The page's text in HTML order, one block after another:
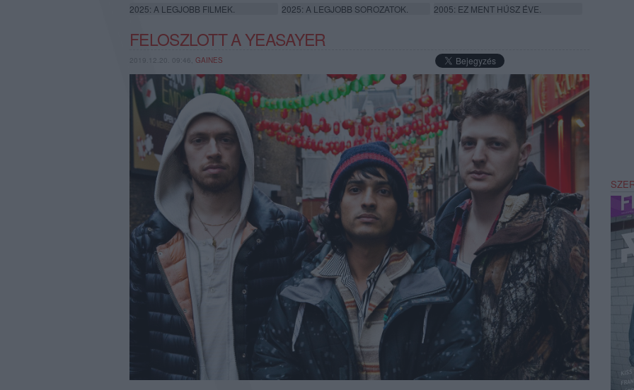
2025: A LEGJOBB FILMEK.
2025: A LEGJOBB SOROZATOK. 2005: EZ MENT HÚSZ ÉVE.
FELOSZLOTT A YEASAYER
2019.12.20. 09:46, GAINES